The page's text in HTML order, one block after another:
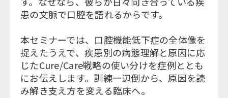
患の文脈で口腔を語れるからです。
本セミナーでは、口腔機能低下症の全体像を
捉えたうえで、疾患別の病態理解と原因に応
じたCure/Care戦略の使い分けを症例ととも
にお伝えします。訓練一辺倒から、原因を読
み解き支え方を変える臨床へ。